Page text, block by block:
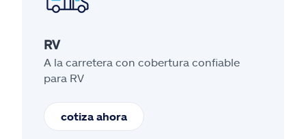
RV
A la carretera con cobertura confiable
para RV
cotiza ahora